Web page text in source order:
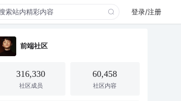
登录/注册
前端社区
316,330
社区成员
60,458
社区内容